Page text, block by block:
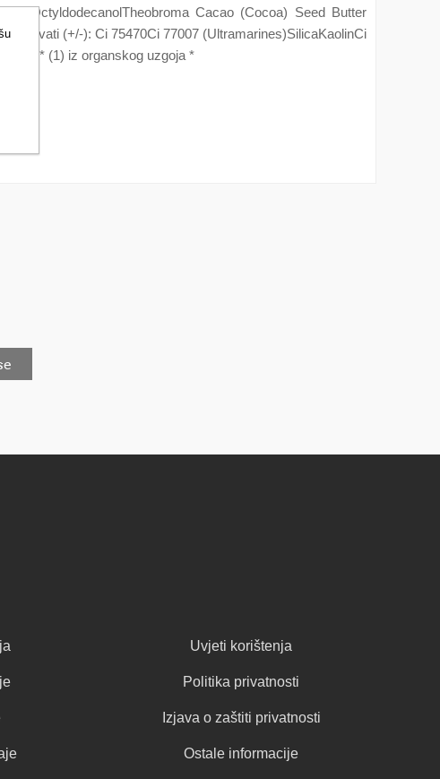
[1]OctyldodecanolTheobroma Cacao (Cocoa) Seed Butter
(+/-): Ci 75470Ci 77007 (Ultramarines)SilicaKaolinCi
* (1) iz organskog uzgoja *
Uvjeti korištenja
Politika privatnosti
Izjava o zaštiti privatnosti
Ostale informacije